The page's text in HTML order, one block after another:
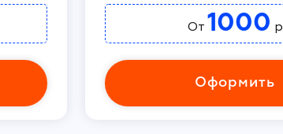
От 1000 р
Оформить